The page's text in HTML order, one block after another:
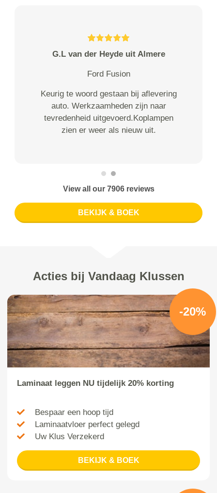
G.L van der Heyde uit Almere
Ford Fusion
Keurig te woord gestaan bij aflevering
auto. Werkzaamheden zijn naar
tevredenheid uitgevoerd.Koplampen
zien er weer als nieuw uit.
View all our 7906 reviews
BEKIJK & BOEK
Acties bij Vandaag Klussen
-20%
Laminaat leggen NU tijdelijk 20% korting
Bespaar een hoop tijd
Laminaatvloer perfect gelegd
Uw Klus Verzekerd
BEKIJK & BOEK